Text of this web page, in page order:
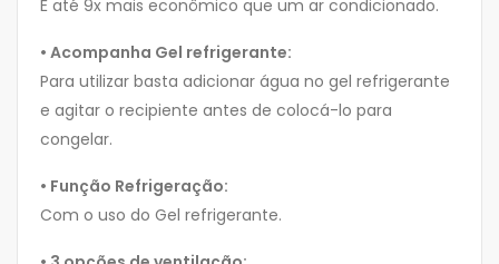
É até 9x mais econômico que um ar condicionado.
• Acompanha Gel refrigerante:
Para utilizar basta adicionar água no gel refrigerante
e agitar o recipiente antes de colocá-lo para
congelar.
• Função Refrigeração:
Com o uso do Gel refrigerante.